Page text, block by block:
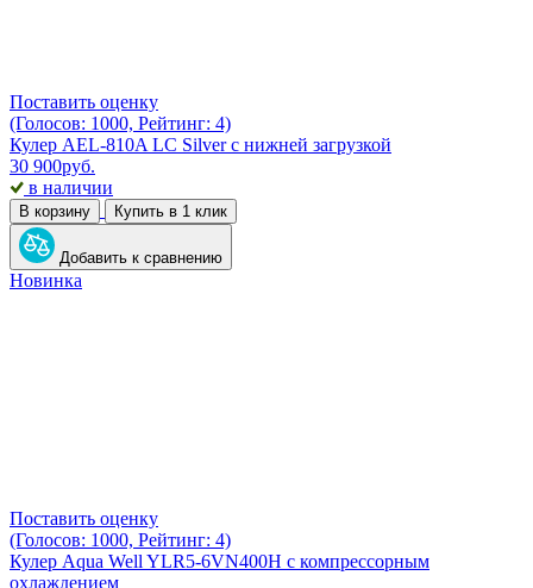
Поставить оценку
(Голосов: 1000, Рейтинг: 4)
Кулер AEL-810A LC Silver с нижней загрузкой
30 900руб.
в наличии
В корзину Купить в 1 клик
Добавить к сравнению
Новинка
Поставить оценку
(Голосов: 1000, Рейтинг: 4)
Кулер Aqua Well YLR5-6VN400H с компрессорным
охлаждением